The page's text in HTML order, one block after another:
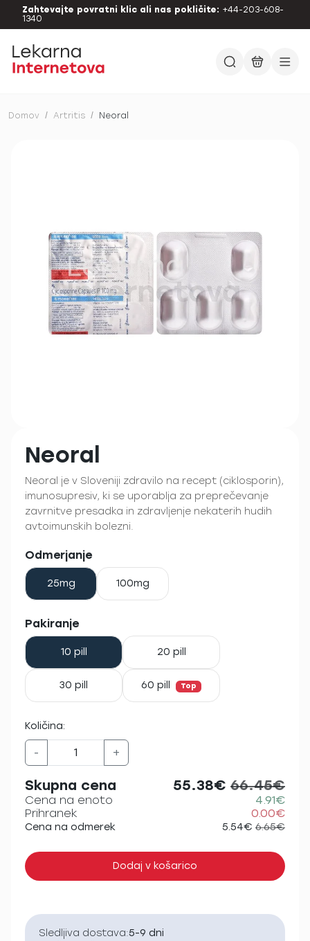
Zahtevajte povratni klic ali nas pokličite: +44-203-608-
1340
Domov / Artritis / Neoral
Neoral
Neoral je v Sloveniji zdravilo na recept (ciklosporin),
imunosupresiv, ki se uporablja za preprečevanje
zavrnitve presadka in zdravljenje nekaterih hudih
avtoimunskih bolezni.
Odmerjanje
25mg 100mg
Pakiranje
10 pill 20 pill
30 pill 60 pill Top
Količina:
- +
Skupna cena 55.38€ 66.45€
Cena na enoto
4.91€
Prihranek
0.00€
Cena na odmerek 5.54€ 6.65€
Dodaj v košarico
Sledljiva dostava:5-9 dni